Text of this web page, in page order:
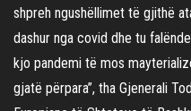
shpreh ngushëllimet të gjithë
dashur nga covid dhe tu
kjo pandemi të mos
gjatë përpara”, tha Gjenerali